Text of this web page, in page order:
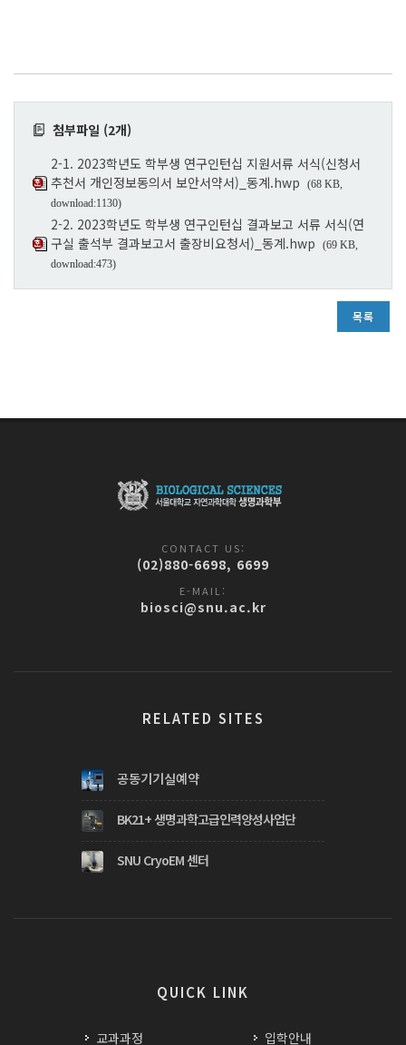
첨부파일 (2개)
2-1. 2023학년도 학부생 연구인턴십 지원서류 서식(신청서
추천서 개인정보동의서 보안서약서)_동계.hwp
(68 KB,
download:1130)
2-2. 2023학년도 학부생 연구인턴십 결과보고 서류 서식(연
구실 출석부 결과보고서 출장비요청서)_동계.hwp
(69 KB,
download:473)
목록
CONTACT US:
(02)880-6698, 6699
E-MAIL:
biosci@snu.ac.kr
RELATED SITES
공동기기실예약
BK21+ 생명과학고급인력양성사업단
SNU CryoEM 센터
QUICK LINK
교과과정 입학안내